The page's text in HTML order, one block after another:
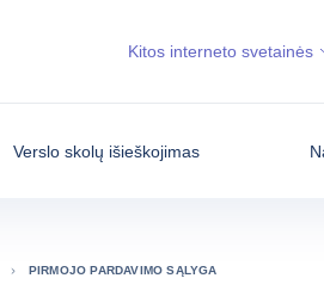
Verslo skolų išieškojimas
Kitos interneto svetainės
PIRMOJO PARDAVIMO SĄLYGA